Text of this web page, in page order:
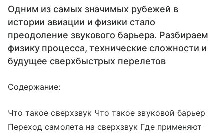
Одним из самых значимых рубежей в
истории авиации и физики стало
преодоление звукового барьера. Разбираем
физику процесса, технические сложности и
будущее сверхбыстрых перелетов
Содержание:
Что такое сверхзвук Что такое звуковой барьер
Переход самолета на сверхзвук Где применяют